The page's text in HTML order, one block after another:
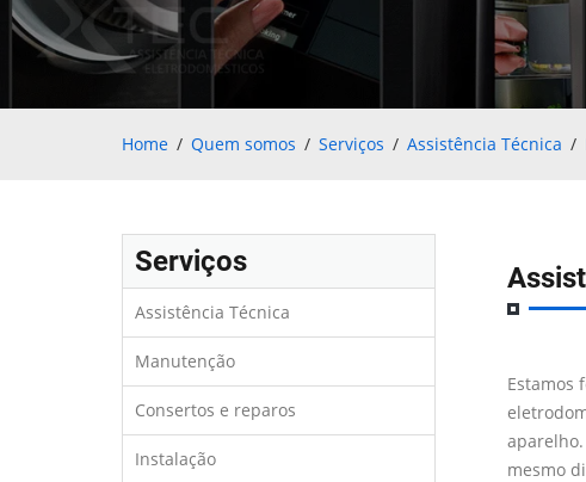
Home Quem somos Serviços Assistência Técnica
Serviços
Assistência Técnica
Manutenção
Consertos e reparos
Instalação
Estamos
mesmo